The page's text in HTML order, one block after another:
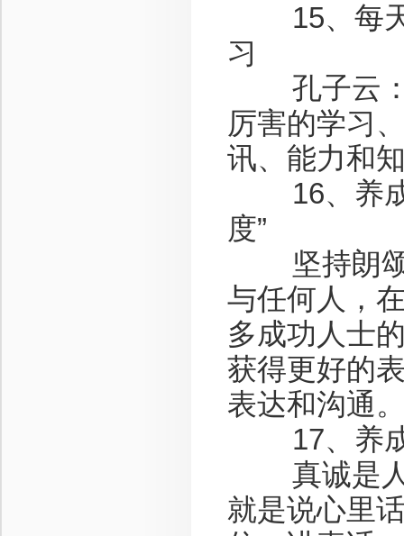
15、每天
习
孔子云：
厉害的学习
讯、能力和
16、养成
度”
坚持朗颂
与任何人，
多成功人士
获得更好的
表达和沟通
17、养成
真诚是人
就是说心里